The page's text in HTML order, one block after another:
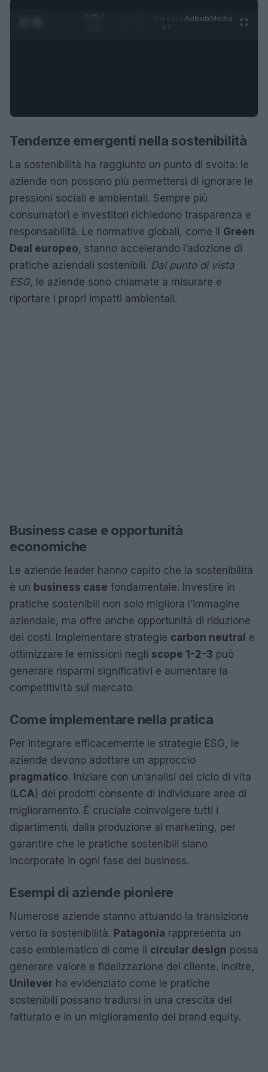
0:29 /
AdhubMedia
Tendenze emergenti nella sostenibilità
La sostenibilità ha raggiunto un punto di svolta: le
aziende non possono più permettersi di ignorare le
pressioni sociali e ambientali. Sempre più
consumatori e investitori richiedono trasparenza e
responsabilità. Le normative globali, come il Green
Deal europeo, stanno accelerando l’adozione di
pratiche aziendali sostenibili. Dal punto di vista
ESG, le aziende sono chiamate a misurare e
riportare i propri impatti ambientali.
Business case e opportunità
economiche
Le aziende leader hanno capito che la sostenibilità
è un business case fondamentale. Investire in
pratiche sostenibili non solo migliora l’immagine
aziendale, ma offre anche opportunità di riduzione
dei costi. Implementare strategie carbon neutral e
ottimizzare le emissioni negli scope 1-2-3 può
generare risparmi significativi e aumentare la
competitività sul mercato.
Come implementare nella pratica
Per integrare efficacemente le strategie ESG, le
aziende devono adottare un approccio
pragmatico. Iniziare con un’analisi del ciclo di vita
(LCA) dei prodotti consente di individuare aree di
miglioramento. È cruciale coinvolgere tutti i
dipartimenti, dalla produzione al marketing, per
garantire che le pratiche sostenibili siano
incorporate in ogni fase del business.
Esempi di aziende pioniere
Numerose aziende stanno attuando la transizione
verso la sostenibilità. Patagonia rappresenta un
caso emblematico di come il circular design possa
generare valore e fidelizzazione del cliente. Inoltre,
Unilever ha evidenziato come le pratiche
sostenibili possano tradursi in una crescita del
fatturato e in un miglioramento del brand equity.